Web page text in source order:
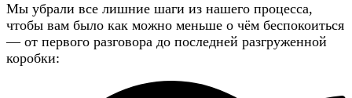
Мы убрали все лишние шаги из нашего процесса,
чтобы вам было как можно меньше о чём беспокоиться
— от первого разговора до последней разгруженной
коробки: